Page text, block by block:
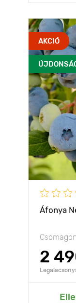
AKCIÓ
Áfonya
2